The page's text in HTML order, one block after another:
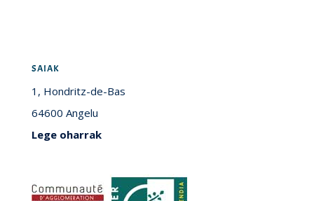
SAIAK
1, Hondritz-de-Bas
64600 Angelu
Lege oharrak